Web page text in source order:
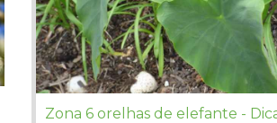
Zona 6 orelhas de elefante -